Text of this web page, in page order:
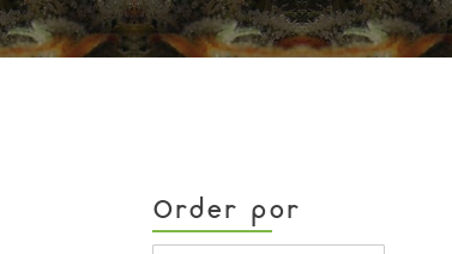
Order por